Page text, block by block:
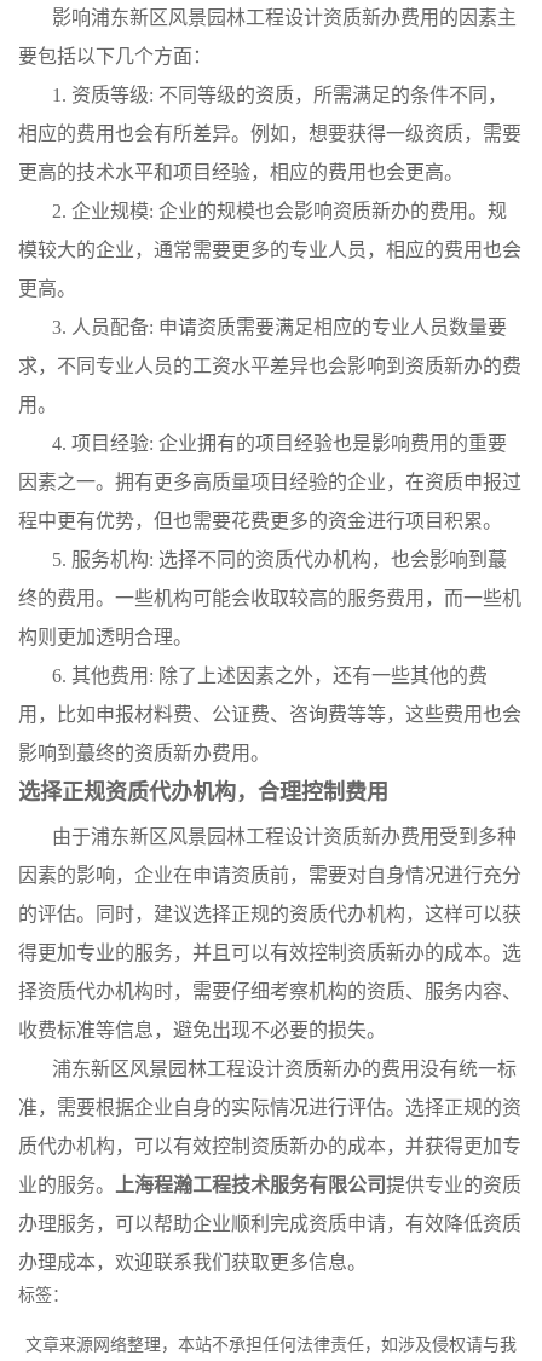
影响浦东新区风景园林工程设计资质新办费用的因素主
要包括以下几个方面：
1. 资质等级: 不同等级的资质，所需满足的条件不同，
相应的费用也会有所差异。例如，想要获得一级资质，需要
更高的技术水平和项目经验，相应的费用也会更高。
2. 企业规模: 企业的规模也会影响资质新办的费用。规
模较大的企业，通常需要更多的专业人员，相应的费用也会
更高。
3. 人员配备: 申请资质需要满足相应的专业人员数量要
求，不同专业人员的工资水平差异也会影响到资质新办的费
用。
4. 项目经验: 企业拥有的项目经验也是影响费用的重要
因素之一。拥有更多高质量项目经验的企业，在资质申报过
程中更有优势，但也需要花费更多的资金进行项目积累。
5. 服务机构: 选择不同的资质代办机构，也会影响到蕞
终的费用。一些机构可能会收取较高的服务费用，而一些机
构则更加透明合理。
6. 其他费用: 除了上述因素之外，还有一些其他的费
用，比如申报材料费、公证费、咨询费等等，这些费用也会
影响到蕞终的资质新办费用。
选择正规资质代办机构，合理控制费用
由于浦东新区风景园林工程设计资质新办费用受到多种
因素的影响，企业在申请资质前，需要对自身情况进行充分
的评估。同时，建议选择正规的资质代办机构，这样可以获
得更加专业的服务，并且可以有效控制资质新办的成本。选
择资质代办机构时，需要仔细考察机构的资质、服务内容、
收费标准等信息，避免出现不必要的损失。
浦东新区风景园林工程设计资质新办的费用没有统一标
准，需要根据企业自身的实际情况进行评估。选择正规的资
质代办机构，可以有效控制资质新办的成本，并获得更加专
业的服务。
上海程瀚工程技术服务有限公司提供专业的资质
办理服务，可以帮助企业顺利完成资质申请，有效降低资质
办理成本，欢迎联系我们获取更多信息。
标签：
文章来源网络整理，本站不承担任何法律责任，如涉及侵权请与我